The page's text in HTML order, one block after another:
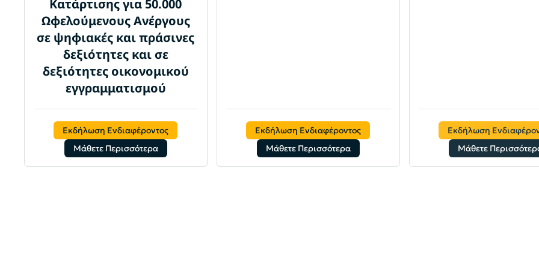
Κατάρτισης για 50.000
Ωφελούμενους Ανέργους
σε ψηφιακές και πράσινες
δεξιότητες και σε
δεξιότητες οικονομικού
εγγραμματισμού
Εκδήλωση Ενδιαφέροντος
Μάθετε Περισσότερα
Εκδήλωση Ενδιαφέροντος
Μάθετε Περισσότερα
Εκδήλωση
Μάθετε